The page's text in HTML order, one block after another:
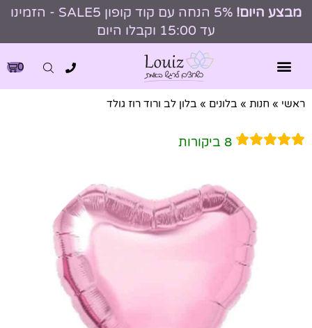
מבצע היום!
5% הנחה עם קוד קופון SALE5 - הזמינו
עד 15:00 וקבלו היום
0
ראשי » חנות » בלונים » בלון לב ורוד רוז גולד
8 ביקורות